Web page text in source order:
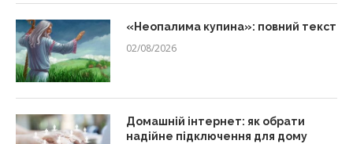
«Неопалима купина»: повний текст
02/08/2026
Домашній інтернет: як обрати
надійне підключення для дому